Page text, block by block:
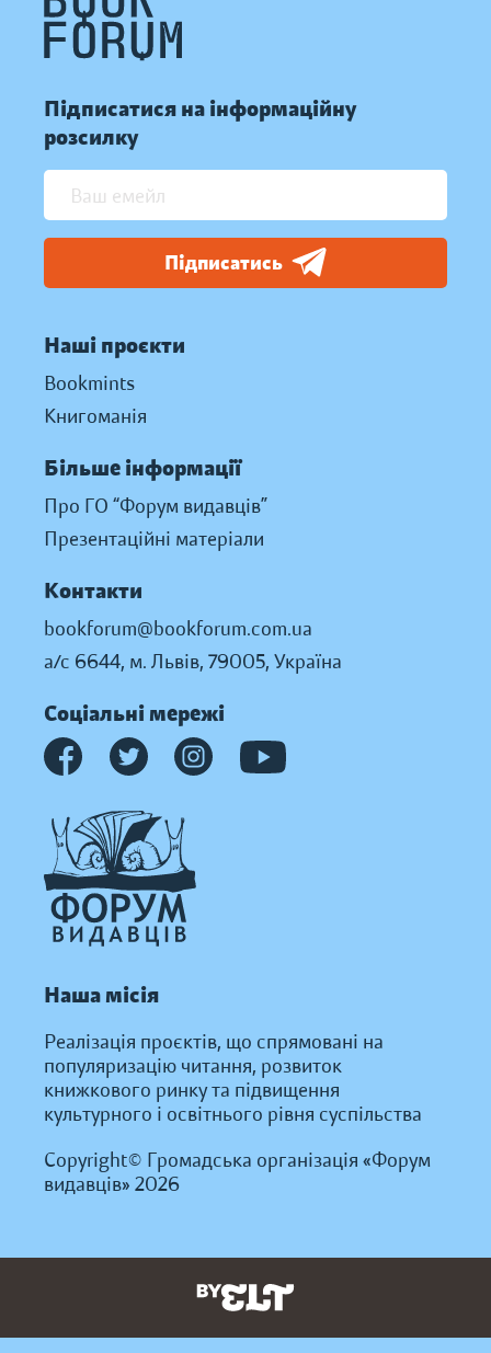
Підписатися на інформаційну
розсилку
Підписатись
Наші проєкти
Bookmints
Книгоманія
Більше інформації
Про ГО “Форум видавців”
Презентаційні матеріали
Контакти
bookforum@bookforum.com.ua
а/с 6644, м. Львів, 79005, Україна
Соціальні мережі
Наша місія
Реалізація проєктів, що спрямовані на
популяризацію читання, розвиток
книжкового ринку та підвищення
культурного і освітнього рівня суспільства
Copyright© Громадська організація «Форум
видавців» 2026